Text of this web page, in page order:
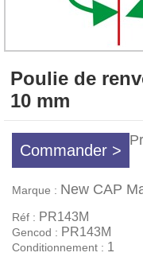
Poulie de
10 mm
Commander >
Marque : New CAP
Réf : PR143M
Gencod : PR143M
Conditionnement : 1